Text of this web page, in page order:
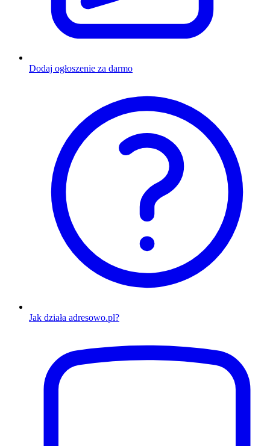
Dodaj ogłoszenie za darmo
Jak działa adresowo.pl?